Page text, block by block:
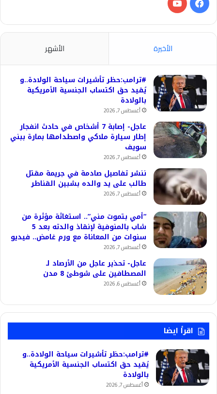
الأخيرة الأشهر
#ترامب:حظر تأشيرات سياحة الولادة..و
يُقيد حق اكتساب الجنسية الأمريكية
بالولادة
أغسطس 7, 2026
عاجل- إصابة 7 أشخاص في حادث انفجار
إطار سيارة ملاكي واصطدامها بمارة ببني
سويف
أغسطس 7, 2026
ننشر تفاصيل صادمة في جريمة مقتل
طالب على يد والده بشبين القناطر
أغسطس 7, 2026
“أمي بتموت مني”.. استغاثة مؤثرة من
شاب بالمنوفية لإنقاذ والدته بعد 5
سنوات من المعاناة مع ورم غامض.. فيديو
أغسطس 7, 2026
عاجل- تحذير عاجل من الأرصاد لـ
المصطافين على شوطئ 8 مدن
أغسطس 6, 2026
اقرأ ايضا
#ترامب:حظر تأشيرات سياحة الولادة..و
يُقيد حق اكتساب الجنسية الأمريكية
بالولادة
أغسطس 7, 2026